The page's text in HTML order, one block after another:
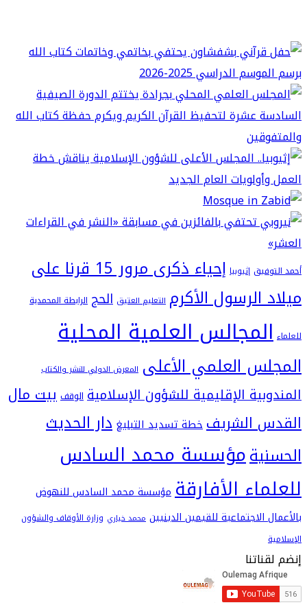
إثيوبيا
إحياء ذكرى مرور 15 قرنا على
الرسول الأكرم التعليم العتيق الحج الرابطة المحمدية
العلمية المحلية
العلمي الأعلى المعرض الدولي للنشر والكتاب
الإقليمية للشؤون الإسلامية الوقف بيت مال
الشريفخطة تسديد التبليغدار الحديث
مؤسسة محمد السادس
الأفارقةمؤسسة محمد السادس للنهوض
الاجتماعية للقيمين الدينيين محمد خياري وزارة الأوقاف والشؤون